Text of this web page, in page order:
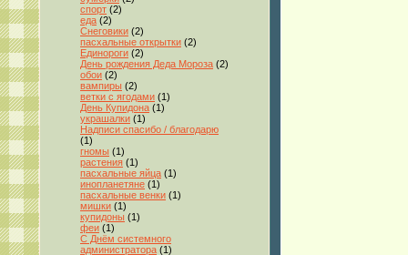
спорт (2)
еда (2)
Снеговики (2)
пасхальные открытки (2)
Единороги (2)
День рождения Деда Мороза (2)
обои (2)
вампиры (2)
ветки с ягодами (1)
День Купидона (1)
украшалки (1)
Надписи спасибо / благодарю
(1)
гномы (1)
растения (1)
пасхальные яйца (1)
инопланетяне (1)
пасхальные венки (1)
мишки (1)
купидоны (1)
феи (1)
С Днём системного
администратора (1)